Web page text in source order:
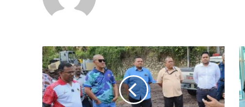
R
a
j
a
s
e
K
a
m
a
r
u